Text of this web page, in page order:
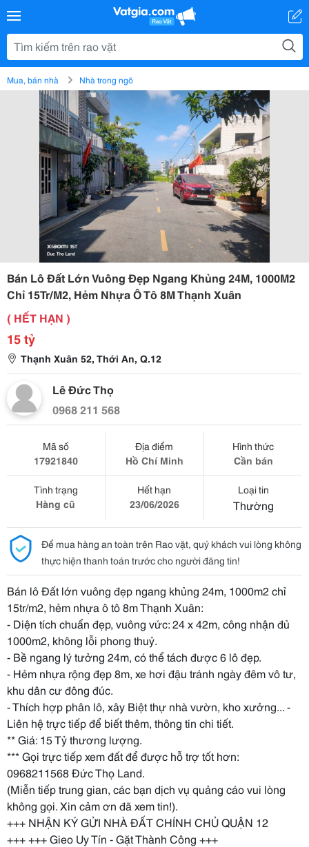
Mua, bán nhà Nhà trong ngõ
Bán Lô Đất Lớn Vuông Đẹp Ngang Khủng 24M, 1000M2
Chỉ 15Tr/M2, Hẻm Nhựa Ô Tô 8M Thạnh Xuân
( HẾT HẠN )
15 tỷ
Thạnh Xuân 52, Thới An, Q.12
Lê Đức Thọ
0968 211 568
Mã số
17921840
Địa điểm
Hồ Chí Minh
Hình thức
Cần bán
Tình trạng
Hàng cũ
Hết hạn
23/06/2026
Loại tin
Thường
Để mua hàng an toàn trên Rao vặt, quý khách vui lòng không
thực hiện thanh toán trước cho người đăng tin!
Bán lô Đất lớn vuông đẹp ngang khủng 24m, 1000m2 chỉ
15tr/m2, hẻm nhựa ô tô 8m Thạnh Xuân:
- Diện tích chuẩn đẹp, vuông vức: 24 x 42m, công nhận đủ
1000m2, không lỗi phong thuỷ.
- Bề ngang lý tưởng 24m, có thể tách được 6 lô đẹp.
- Hẻm nhựa rộng đẹp 8m, xe hơi đậu tránh ngày đêm vô tư,
khu dân cư đông đúc.
- Thích hợp phân lô, xây Biệt thự nhà vườn, kho xưởng... -
Liên hệ trực tiếp để biết thêm, thông tin chi tiết.
** Giá: 15 Tỷ thương lượng.
*** Gọi trực tiếp xem đất để được hỗ trợ tốt hơn:
0968211568 Đức Thọ Land.
(Miễn tiếp trung gian, các bạn dịch vụ quảng cáo vui lòng
không gọi. Xin cảm ơn đã xem tin!).
+++ NHẬN KÝ GỬI NHÀ ĐẤT CHÍNH CHỦ QUẬN 12
+++ +++ Gieo Uy Tín - Gặt Thành Công +++